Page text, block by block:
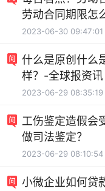
劳动合同期限怎
2023-06-30 09:47:01
什么是原创什么
样？-全球报资讯
2023-06-29 08:35:19
工伤鉴定造假会
做司法鉴定？
2023-06-29 08:10:54
小微企业如何贷